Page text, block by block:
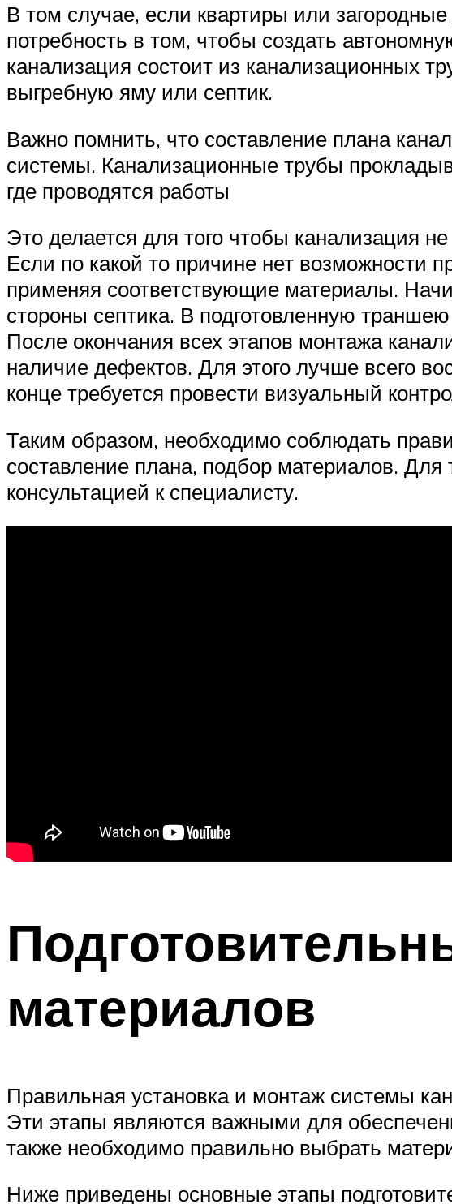
В том случае, если квартиры или
потребность в том, чтобы создать
канализация состоит из канализационных
выгребную яму или септик.
Важно помнить, что составление плана
системы. Канализационные трубы
где проводятся работы
Это делается для того чтобы канализация
Если по какой то причине нет возможности
применяя соответствующие материалы.
стороны септика. В подготовленную
После окончания всех этапов монтажа
наличие дефектов. Для этого лучше всего
конце требуется провести визуальный
Таким образом, необходимо соблюдать
составление плана, подбор материалов.
консультацией к специалисту.
материалов
Правильная установка и монтаж системы
Эти этапы являются важными для
также необходимо правильно выбрать
Ниже приведены основные этапы